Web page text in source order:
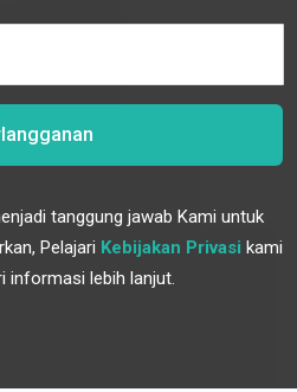
tanggung jawab Kami untuk
Pelajari Kebijakan Privasi kami
informasi lebih lanjut.